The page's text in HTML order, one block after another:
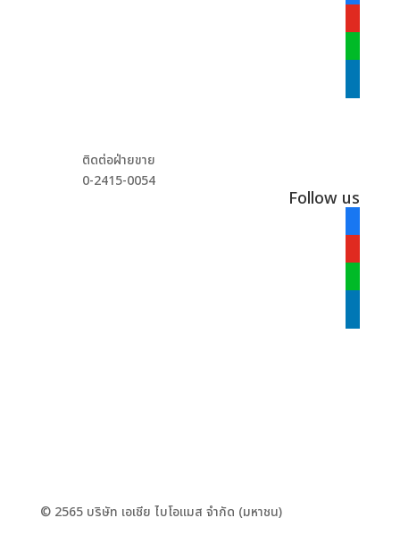
ติดต่อฝ่ายขาย
0-2415-0054
Follow us
© 2565 บริษัท เอเชีย ไบโอแมส จำกัด (มหาชน)